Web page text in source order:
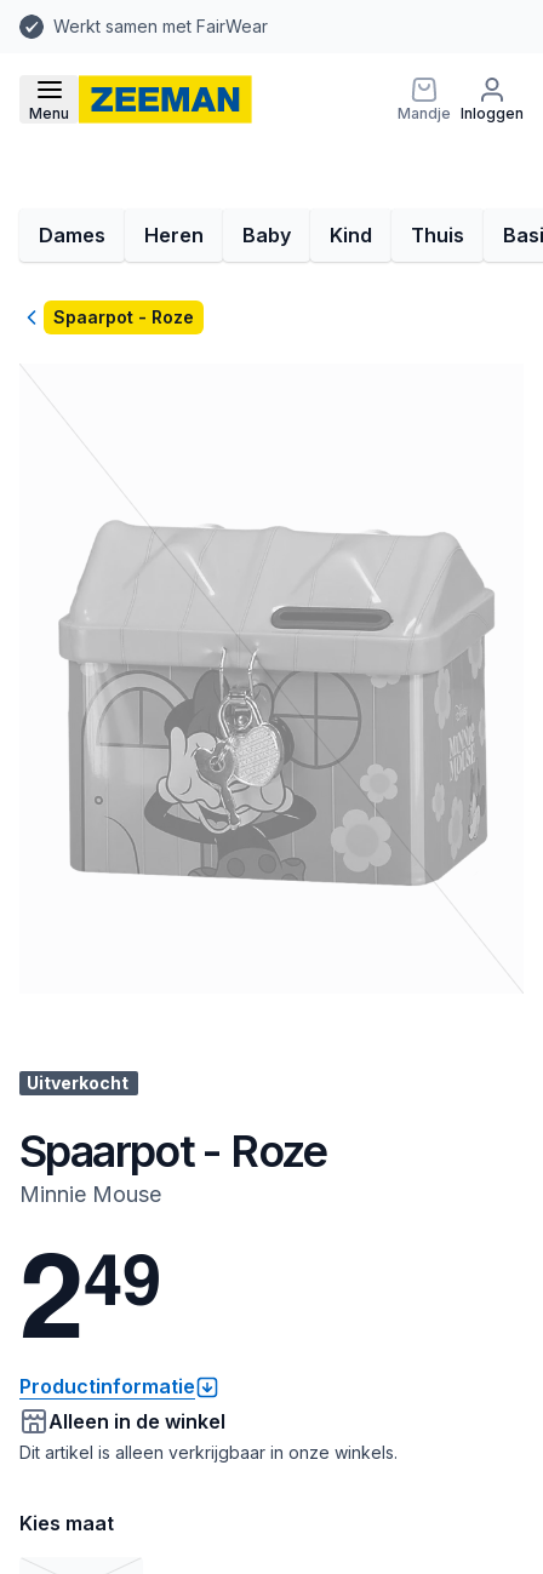
Werkt samen met FairWear
Menu Mandje Inloggen
Dames Heren Baby Kind Thuis
TerugSpaarpot - Roze
Uitverkocht
Spaarpot - Roze
Minnie Mouse
249
Productinformatie
Alleen in de winkel
Dit artikel is alleen verkrijgbaar in onze winkels.
Kies maat